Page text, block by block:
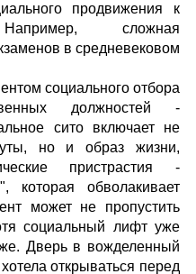
продвижения к
сложная
в средневековом
социального отбора
должностей -
сито включает не
но и образ жизни,
пристрастия -
которая обволакивает
может не пропустить
социальный лифт уже
Дверь в вожделенный
открываться перед